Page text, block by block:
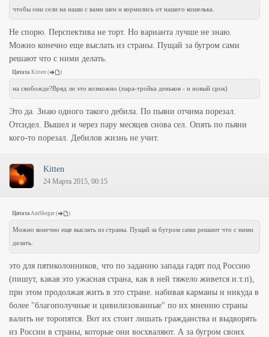
чтобы они сели на наши с вами шеи и кормились от нашего кошелька.
Не спорю. Перспектива не торт. Но варианта лучше не знаю.
Можно конечно еще выслать из страны. Пущай за бугром сами
решают что с ними делать.
Цитата Kitten ( )
на свобожде?Вряд ли это возможно (пара-тройка деньков - и новый срок)
Это да. Знаю одного такого дебила. По пьяни отчима порезал.
Отсидел. Вышел и через пару месяцев снова сел. Опять по пьяни
кого-то порезал. Дебилов жизнь не учит.
Kitten
24 Марта 2015, 00:15
Цитата AmShegar ( )
Можно конечно еще выслать из страны. Пущай за бугром сами решают что с ними
делать.
это для пятиколонников, что по заданию запада гадят под Россию
(пишут, какая это ужасная страна, как в ней тяжело живется и.т.п),
при этом продолжая жить в это стране. набивая карманы и никуда в
более "благополучные и цивилизованные" по их мнению страны
валить не торопятся. Вот их стоит лишать гражданства и выдворять
из России в страны, которые они восхваляют. А за бугром своих